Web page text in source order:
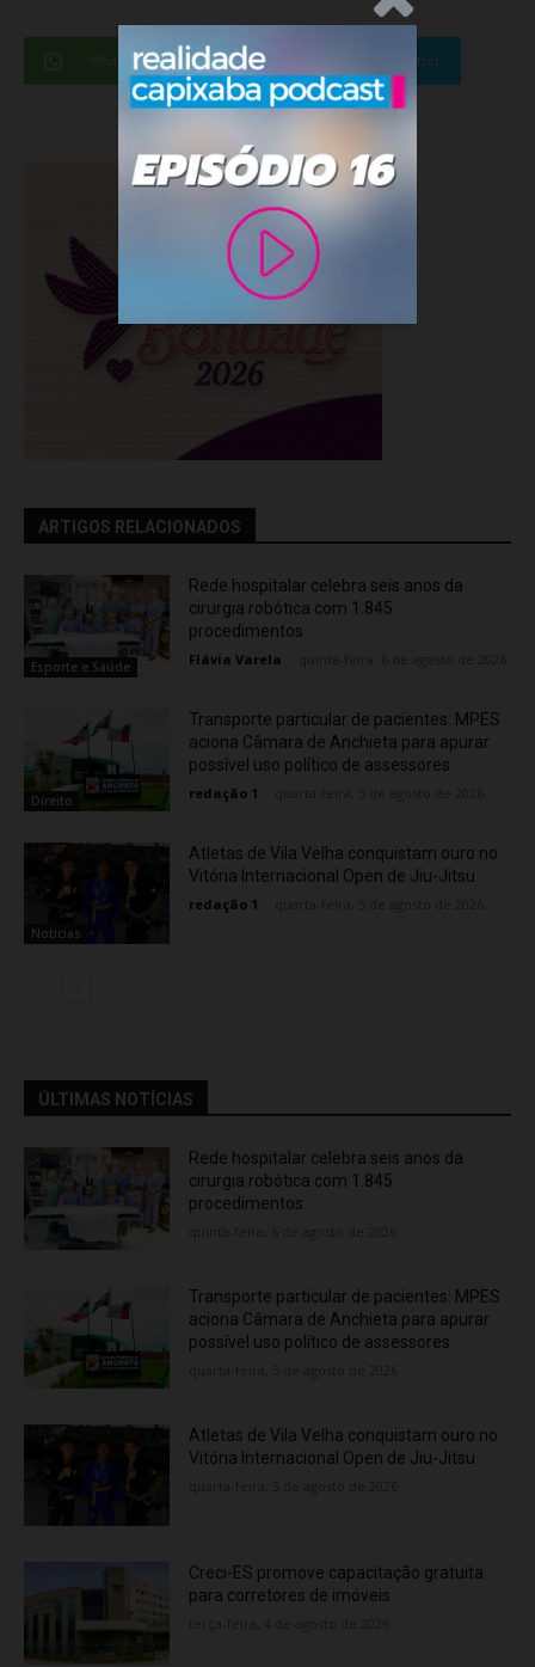
WhatsApp Facebook Twitter
ARTIGOS RELACIONADOS
Esporte e Saúde
Rede hospitalar celebra seis anos da
cirurgia robótica com 1.845
procedimentos
Flávia Varela
Direito
Transporte particular de pacientes: MPES
aciona Câmara de Anchieta para apurar
possível uso político de assessores
redação 1
Noticias
Atletas de Vila Velha conquistam ouro no
Vitória Internacional Open de Jiu-Jitsu
redação 1
ÚLTIMAS NOTÍCIAS
Rede hospitalar celebra seis anos da
cirurgia robótica com 1.845
procedimentos
Transporte particular de pacientes: MPES
aciona Câmara de Anchieta para apurar
possível uso político de assessores
Atletas de Vila Velha conquistam ouro no
Vitória Internacional Open de Jiu-Jitsu
Creci-ES promove capacitação gratuita
para corretores de imóveis